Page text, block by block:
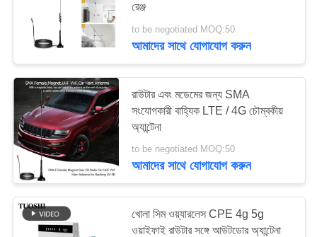
৫জি আউটডোর সিপিই
26
রেঞ্জ
to be negotiated MOQ:50
আমাদের সাথে যোগাযোগ করুন
রাউটার এবং মডেমের জন্য SMA
সংযোগকারী বাহ্যিক LTE / 4G চৌম্বকীয়
অ্যান্টেনা
to be negotiated MOQ:50
আমাদের সাথে যোগাযোগ করুন
খোলা সিম ওয়্যারলেস CPE 4g 5g
ওয়াইফাই রাউটার সঙ্গে আউটডোর অ্যান্টেনা